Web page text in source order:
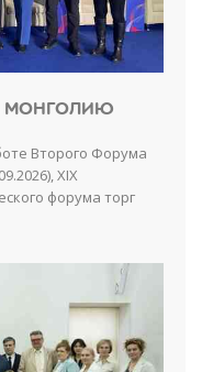
МОНГОЛИЮ
Второго Форума
XIX
форума торг